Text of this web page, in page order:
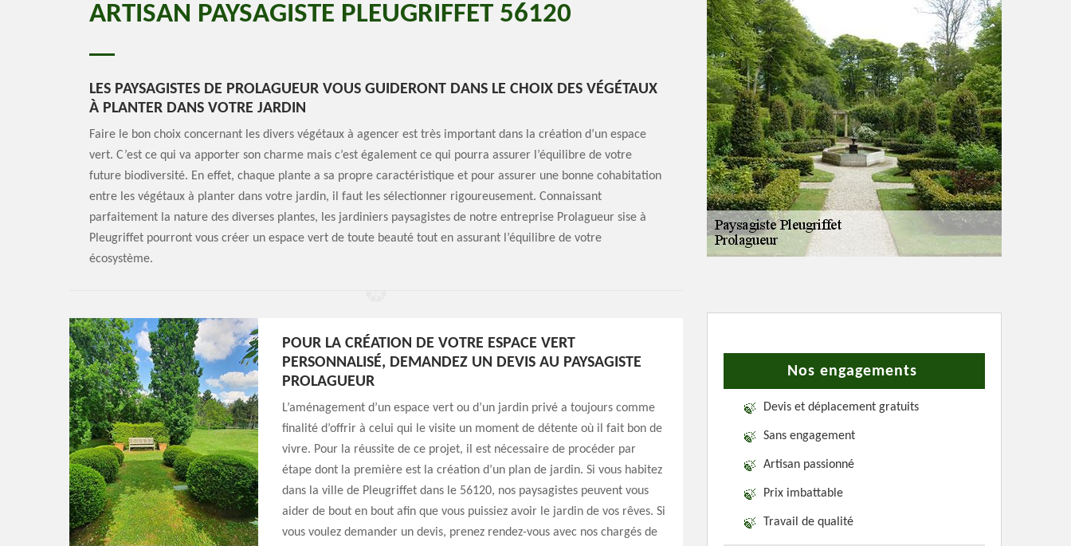
ARTISAN PAYSAGISTE PLEUGRIFFET 56120
LES PAYSAGISTES DE PROLAGUEUR VOUS GUIDERONT DANS LE CHOIX DES VÉGÉTAUX
À PLANTER DANS VOTRE JARDIN
Faire le bon choix concernant les divers végétaux à agencer est très important dans la création d’un espace
vert. C’est ce qui va apporter son charme mais c’est également ce qui pourra assurer l’équilibre de votre
future biodiversité. En effet, chaque plante a sa propre caractéristique et pour assurer une bonne cohabitation
entre les végétaux à planter dans votre jardin, il faut les sélectionner rigoureusement. Connaissant
parfaitement la nature des diverses plantes, les jardiniers paysagistes de notre entreprise Prolagueur sise à
Pleugriffet pourront vous créer un espace vert de toute beauté tout en assurant l’équilibre de votre
écosystème.
POUR LA CRÉATION DE VOTRE ESPACE VERT
PERSONNALISÉ, DEMANDEZ UN DEVIS AU PAYSAGISTE
PROLAGUEUR
L’aménagement d’un espace vert ou d’un jardin privé a toujours comme
finalité d’offrir à celui qui le visite un moment de détente où il fait bon de
vivre. Pour la réussite de ce projet, il est nécessaire de procéder par
étape dont la première est la création d’un plan de jardin. Si vous habitez
dans la ville de Pleugriffet dans le 56120, nos paysagistes peuvent vous
aider de bout en bout afin que vous puissiez avoir le jardin de vos rêves. Si
vous voulez demander un devis, prenez rendez-vous avec nos chargés de
Nos engagements
Devis et déplacement gratuits
Sans engagement
Artisan passionné
Prix imbattable
Travail de qualité